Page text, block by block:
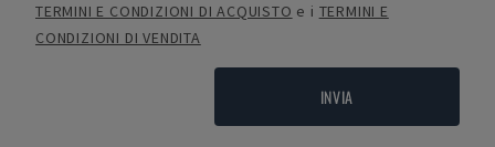
TERMINI E CONDIZIONI DI ACQUISTO e i TERMINI E
CONDIZIONI DI VENDITA
INVIA